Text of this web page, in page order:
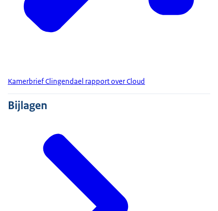
Kamerbrief Clingendael rapport over Cloud
Bijlagen